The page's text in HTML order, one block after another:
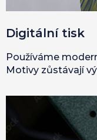
Digitální tisk
Používáme
Motivy zůstávají